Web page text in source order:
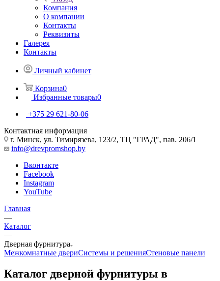
Компания
О компании
Контакты
Реквизиты
Галерея
Контакты
Личный кабинет
Корзина0
Избранные товары0
+375 29 621-80-06
Контактная информация
г. Минск, ул. Тимирязева, 123/2, ТЦ "ГРАД", пав. 206/1
info@drevpromshop.by
Вконтакте
Facebook
Instagram
YouTube
Главная
—
Каталог
—
Дверная фурнитура
Межкомнатные двериСистемы и решенияСтеновые панели
Каталог дверной фурнитуры в